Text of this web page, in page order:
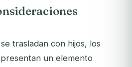
trasladan con hijos, los
un elemento